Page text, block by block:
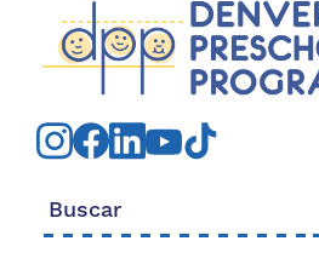
Buscar: